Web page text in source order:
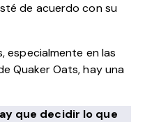
de acuerdo con su
especialmente en las
Quaker Oats, hay una
que decidir lo que